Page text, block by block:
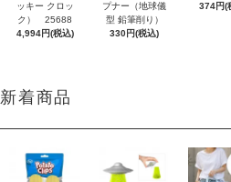
ッキー クロッ
ク） 25688
4,994円(税込)
プナー（地球儀
型 鉛筆削り）
330円(税込)
374円(
新着商品